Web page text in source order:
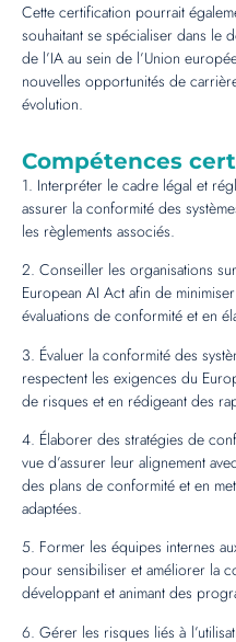
Cette certification pourrait
souhaitant se spécialiser dans le
de l’IA au sein de l’Union
nouvelles opportunités de
évolution.
Compétences
1. Interpréter le cadre légal et
assurer la conformité des
les règlements associés.
2. Conseiller les organisations
European AI Act afin de
évaluations de conformité et en
3. Évaluer la conformité des
respectent les exigences du
de risques et en rédigeant des
4. Élaborer des stratégies de
vue d’assurer leur alignement
des plans de conformité et en
adaptées.
5. Former les équipes internes
pour sensibiliser et améliorer la
développant et animant des
6. Gérer les risques liés à